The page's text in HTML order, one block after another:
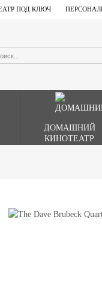
ПОД КЛЮЧ
ДОМАШНИЙ
КИНОТЕАТР